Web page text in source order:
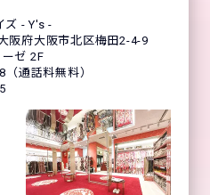
ズ - Y's -
阪府大阪市北区梅田2-4-9
ゼ 2F
通話料無料）